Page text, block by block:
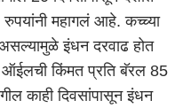
महागलं आहे. कच्च्या
इंधन दरवाढ होत
किंमत प्रति बॅरल 85
काही दिवसांपासून इंधन